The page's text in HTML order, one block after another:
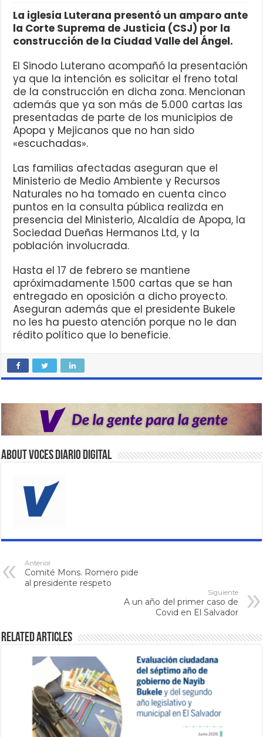
La iglesia Luterana presentó un amparo ante
la Corte Suprema de Justicia (CSJ) por la
construcción de la Ciudad Valle del Ángel.
El Sinodo Luterano acompañó la presentación
ya que la intención es solicitar el freno total
de la construcción en dicha zona. Mencionan
además que ya son más de 5.000 cartas las
presentadas de parte de los municipios de
Apopa y Mejicanos que no han sido
«escuchadas».
Las familias afectadas aseguran que el
Ministerio de Medio Ambiente y Recursos
Naturales no ha tomado en cuenta cinco
puntos en la consulta pública realizda en
presencia del Ministerio, Alcaldía de Apopa, la
Sociedad Dueñas Hermanos Ltd, y la
población involucrada.
Hasta el 17 de febrero se mantiene
apróximadamente 1.500 cartas que se han
entregado en oposición a dicho proyecto.
Aseguran además que el presidente Bukele
no les ha puesto atención porque no le dan
rédito político que lo beneficie.
About VOCES Diario digital
Anterior
Comité Mons. Romero pide
al presidente respeto
Siguiente
A un año del primer caso de
Covid en El Salvador
Related Articles